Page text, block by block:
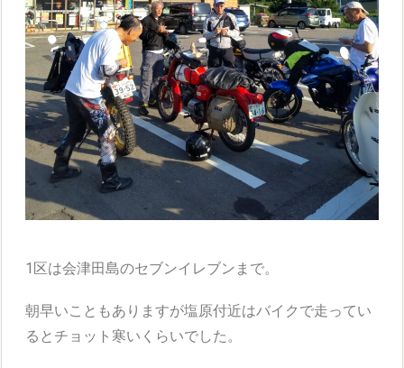
1区は会津田島のセブンイレブンまで。
朝早いこともありますが塩原付近はバイクで走ってい
るとチョット寒いくらいでした。